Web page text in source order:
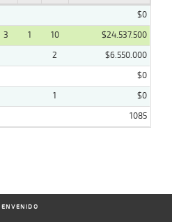
$0
3 1 10
$24.537.500
2
$6.550.000
$0
1
$0
1085